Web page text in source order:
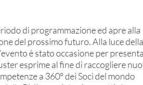
di programmazione ed apre alla
del prossimo futuro. Alla luce della
è stato occasione per
esprime al fine di raccogliere
a 360° dei Soci del mondo